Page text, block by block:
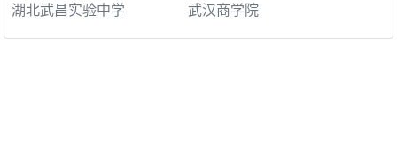
湖北武昌实验中学
武汉商学院